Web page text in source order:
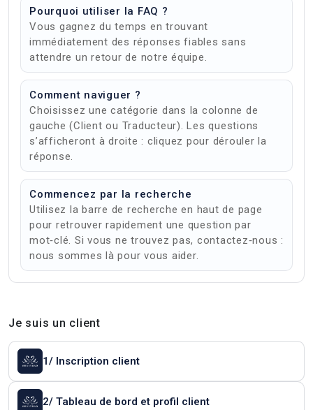
Pourquoi utiliser la FAQ ?
Vous gagnez du temps en trouvant
immédiatement des réponses fiables sans
attendre un retour de notre équipe.
Comment naviguer ?
Choisissez une catégorie dans la colonne de
gauche (Client ou Traducteur). Les questions
s’afficheront à droite : cliquez pour dérouler la
réponse.
Commencez par la recherche
Utilisez la barre de recherche en haut de page
pour retrouver rapidement une question par
mot‑clé. Si vous ne trouvez pas, contactez‑nous :
nous sommes là pour vous aider.
Je suis un client
1/ Inscription client
2/ Tableau de bord et profil client